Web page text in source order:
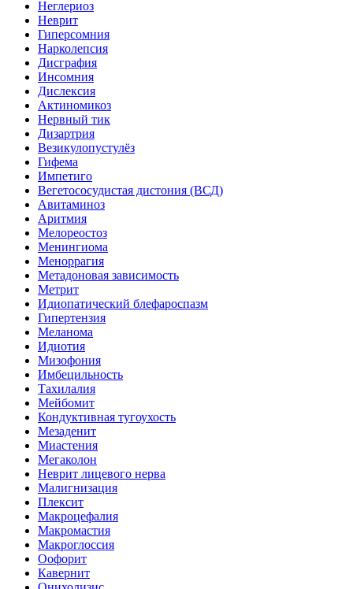
Неглериоз
Неврит
Гиперсомния
Нарколепсия
Дисграфия
Инсомния
Дислексия
Актиномикоз
Нервный тик
Дизартрия
Везикулопустулёз
Гифема
Импетиго
Вегетососудистая дистония (ВСД)
Авитаминоз
Аритмия
Мелореостоз
Менингиома
Меноррагия
Метадоновая зависимость
Метрит
Идиопатический блефароспазм
Гипертензия
Меланома
Идиотия
Мизофония
Имбецильность
Тахилалия
Мейбомит
Кондуктивная тугоухость
Мезаденит
Миастения
Мегаколон
Неврит лицевого нерва
Малигнизация
Плексит
Макроцефалия
Макромастия
Макроглоссия
Оофорит
Кавернит